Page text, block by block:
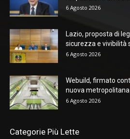
6 Agosto 2026
Lazio, proposta di
sicurezza e vivibilità
6 Agosto 2026
Webuild, firmato
nuova metropolitana
6 Agosto 2026
Categorie Più Lette